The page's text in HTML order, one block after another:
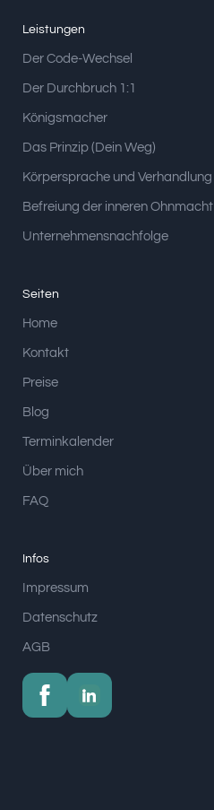
Leistungen
Der Code-Wechsel
Der Durchbruch 1:1
Königsmacher
Das Prinzip (Dein Weg)
Körpersprache und Verhandlung
Befreiung der inneren Ohnmacht
Unternehmensnachfolge
Seiten
Home
Kontakt
Preise
Blog
Terminkalender
Über mich
FAQ
Infos
Impressum
Datenschutz
AGB